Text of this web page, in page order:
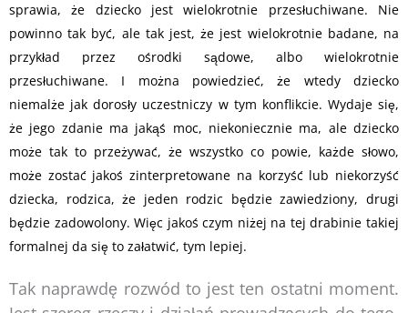
sprawia, że dziecko jest wielokrotnie przesłuchiwane. Nie
powinno tak być, ale tak jest, że jest wielokrotnie badane, na
przykład przez ośrodki sądowe, albo wielokrotnie
przesłuchiwane. I można powiedzieć, że wtedy dziecko
niemalże jak dorosły uczestniczy w tym konflikcie. Wydaje się,
że jego zdanie ma jakąś moc, niekoniecznie ma, ale dziecko
może tak to przeżywać, że wszystko co powie, każde słowo,
może zostać jakoś zinterpretowane na korzyść lub niekorzyść
dziecka, rodzica, że jeden rodzic będzie zawiedziony, drugi
będzie zadowolony. Więc jakoś czym niżej na tej drabinie takiej
formalnej da się to załatwić, tym lepiej.
Tak naprawdę rozwód to jest ten ostatni moment.